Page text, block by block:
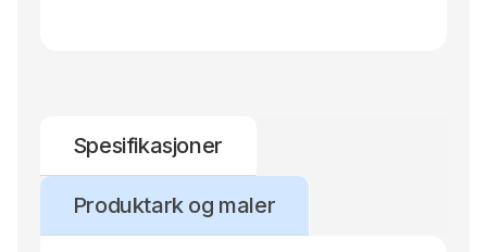
Spesifikasjoner
Produktark og maler